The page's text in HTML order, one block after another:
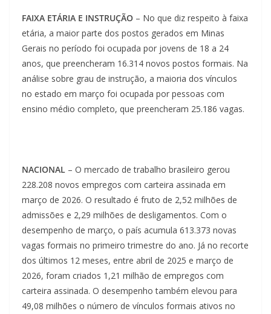
FAIXA ETÁRIA E INSTRUÇÃO – No que diz respeito à faixa
etária, a maior parte dos postos gerados em Minas
Gerais no período foi ocupada por jovens de 18 a 24
anos, que preencheram 16.314 novos postos formais. Na
análise sobre grau de instrução, a maioria dos vínculos
no estado em março foi ocupada por pessoas com
ensino médio completo, que preencheram 25.186 vagas.
NACIONAL – O mercado de trabalho brasileiro gerou
228.208 novos empregos com carteira assinada em
março de 2026. O resultado é fruto de 2,52 milhões de
admissões e 2,29 milhões de desligamentos. Com o
desempenho de março, o país acumula 613.373 novas
vagas formais no primeiro trimestre do ano. Já no recorte
dos últimos 12 meses, entre abril de 2025 e março de
2026, foram criados 1,21 milhão de empregos com
carteira assinada. O desempenho também elevou para
49,08 milhões o número de vínculos formais ativos no